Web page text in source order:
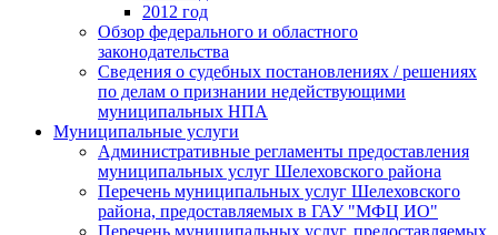
2012 год
Обзор федерального и областного
законодательства
Сведения о судебных постановлениях / решениях
по делам о признании недействующими
муниципальных НПА
Муниципальные услуги
Административные регламенты предоставления
муниципальных услуг Шелеховского района
Перечень муниципальных услуг Шелеховского
района, предоставляемых в ГАУ "МФЦ ИО"
Перечень муниципальных услуг, предоставляемых